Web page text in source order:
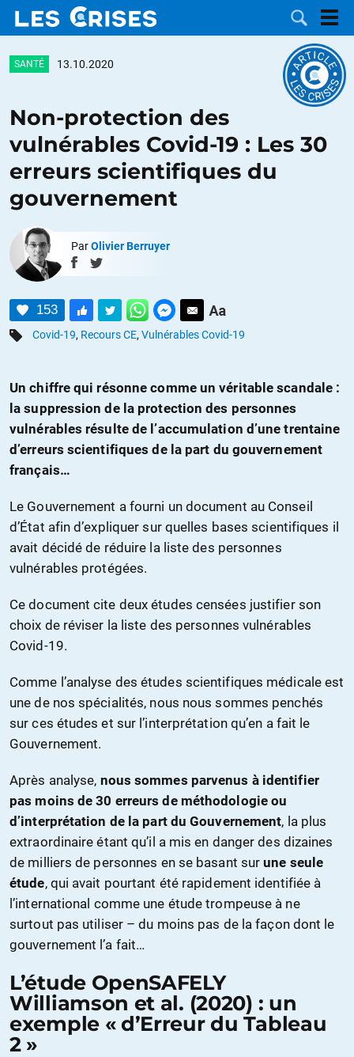
DOSSIERS
CATÉGORIES
MOTS CLÉS
NOUS
DON
SANTÉ 13.10.2020
Non-protection des
vulnérables Covid-19 : Les 30
erreurs scientifiques du
gouvernement
ParOlivier Berruyer
153
Covid-19, Recours CE, Vulnérables Covid-19
Un chiffre qui résonne comme un véritable scandale :
la suppression de la protection des personnes
vulnérables résulte de l’accumulation d’une trentaine
d’erreurs scientifiques de la part du gouvernement
français…
Le Gouvernement a fourni un document au Conseil
d’État afin d’expliquer sur quelles bases scientifiques il
avait décidé de réduire la liste des personnes
vulnérables protégées.
Ce document cite deux études censées justifier son
choix de réviser la liste des personnes vulnérables
Covid-19.
Comme l’analyse des études scientifiques médicale est
une de nos spécialités, nous nous sommes penchés
sur ces études et sur l’interprétation qu’en a fait le
Gouvernement.
Après analyse, nous sommes parvenus à identifier
pas moins de 30 erreurs de méthodologie ou
d’interprétation de la part du Gouvernement, la plus
extraordinaire étant qu’il a mis en danger des dizaines
de milliers de personnes en se basant surune seule
étude, qui avait pourtant été rapidement identifiée à
l’international comme une étude trompeuse à ne
surtout pas utiliser – du moins pas de la façon dont le
gouvernement l’a fait…
L’étude OpenSAFELY
Williamson et al. (2020) : un
exemple « d’Erreur du Tableau
2 »